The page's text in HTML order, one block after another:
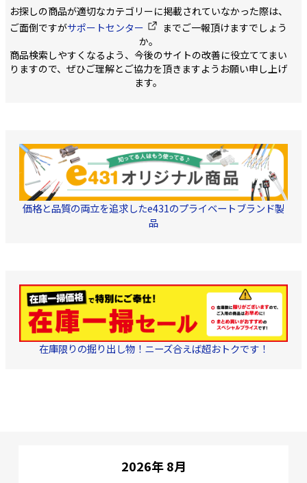
31cm x 31cm x 31cm (リ
ール内蔵ボックス) ・固定
に最適な片サドルコチラ
ー:黒 ※担当者のコメント
同軸とアラーム線がくっ
ついており、1度に両方の
※隙間ができないので防
監視カメラ用映像
ーブル 一体型
共用 ・4C-FB用 ・ 5C-
2V用 ・5C-FB, 5C-FV共
用 ・RG6/U用 対応周波
数 DC～3GHz
VSWR 1.5以下 内容
物 本体、圧着スリー
ブ、ピン、熱収縮スリー
31x31x31cm(縦x横
より戻し不要な、
内蔵ボックス 新開
りやすい」ケーブ
す。 持ち運びやすいサイ
ズと重量 LANケー
お探しの商品が適切なカテゴリーに掲載されていなかった際は、
ご面倒ですがサポートセンター
までご一報頂けますでしょう
か。
商品検索しやすくなるよう、今後のサイトの改善に役立ててまい
りますので、ぜひご理解とご協力を頂きますようお願い申し上げ
ます。
価格と品質の両立を追求したe431のプライベートブランド製
品
在庫限りの掘り出し物！ニーズ合えば超おトクです！
2026年 8月